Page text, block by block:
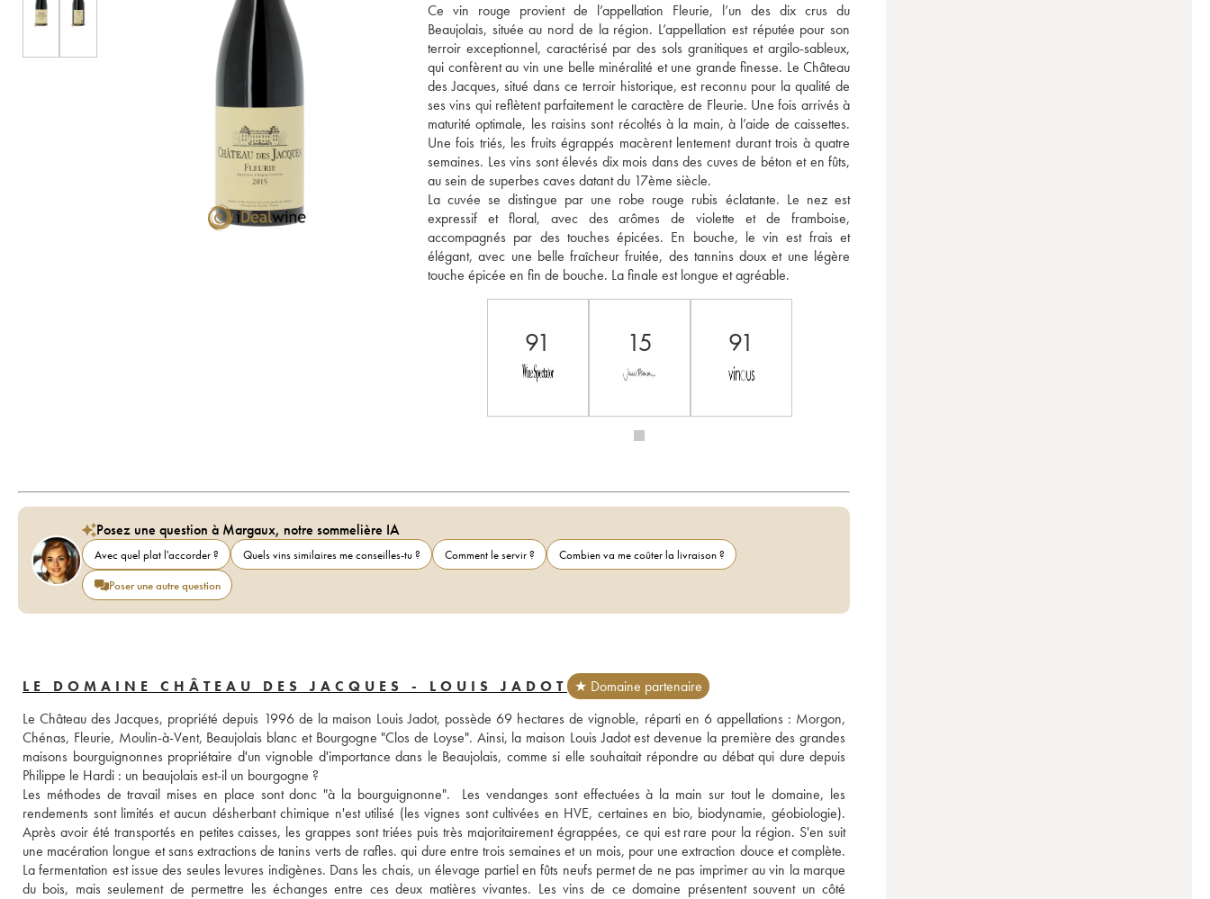
Ce vin rouge provient de l’appellation Fleurie, l’un des dix crus du
Beaujolais, située au nord de la région. L’appellation est réputée pour son
terroir exceptionnel, caractérisé par des sols granitiques et argilo-sableux,
qui confèrent au vin une belle minéralité et une grande finesse. Le Château
des Jacques, situé dans ce terroir historique, est reconnu pour la qualité de
ses vins qui reflètent parfaitement le caractère de Fleurie. Une fois arrivés à
maturité optimale, les raisins sont récoltés à la main, à l’aide de caissettes.
Une fois triés, les fruits égrappés macèrent lentement durant trois à quatre
semaines. Les vins sont élevés dix mois dans des cuves de béton et en fûts,
au sein de superbes caves datant du 17ème siècle.
La cuvée se distingue par une robe rouge rubis éclatante. Le nez est
expressif et floral, avec des arômes de violette et de framboise,
accompagnés par des touches épicées. En bouche, le vin est frais et
élégant, avec une belle fraîcheur fruitée, des tannins doux et une légère
touche épicée en fin de bouche. La finale est longue et agréable.
91 15 91
Posez une question à Margaux, notre sommelière IA
Avec quel plat l'accorder ? Quels vins similaires me conseilles-tu ? Comment le servir ?
Combien va me coûter la livraison ?
Poser une autre question
LE DOMAINE CHÂTEAU DES JACQUES - LOUIS JADOT
★ Domaine partenaire
Le Château des Jacques, propriété depuis 1996 de la maison Louis Jadot, possède 69 hectares de vignoble, réparti en 6 appellations : Morgon,
Chénas, Fleurie, Moulin-à-Vent, Beaujolais blanc et Bourgogne "Clos de Loyse". Ainsi, la maison Louis Jadot est devenue la première des grandes
maisons bourguignonnes propriétaire d'un vignoble d'importance dans le Beaujolais, comme si elle souhaitait répondre au débat qui dure depuis
Philippe le Hardi : un beaujolais est-il un bourgogne ?
Les méthodes de travail mises en place sont donc "à la bourguignonne".  Les vendanges sont effectuées à la main sur tout le domaine, les
rendements sont limités et aucun désherbant chimique n'est utilisé (les vignes sont cultivées en HVE, certaines en bio, biodynamie, géobiologie).
Après avoir été transportés en petites caisses, les grappes sont triées puis très majoritairement égrappées, ce qui est rare pour la région. S'en suit
une macération longue et sans extractions de tanins verts de rafles. qui dure entre trois semaines et un mois, pour une extraction douce et complète.
La fermentation est issue des seules levures indigènes. Dans les chais, un élevage partiel en fûts neufs permet de ne pas imprimer au vin la marque
du bois, mais seulement de permettre les échanges entre ces deux matières vivantes. Les vins de ce domaine présentent souvent un côté